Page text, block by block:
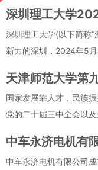
深圳理工大学
深圳理工大学(以下简称
新力的深圳，2024年5
高标准、高质量”建设一
国家发展靠人才，民族
党的二十届三中全会以
师范大学人才工作会议”
先”良好氛围。天津师范
中车永济电机有
中车永济电机有限公司